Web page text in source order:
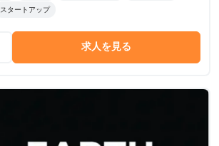
スタートアップ
求人を見る